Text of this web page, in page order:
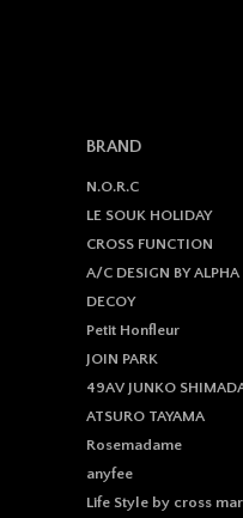
BRAND
N.O.R.C
LE SOUK HOLIDAY
CROSS FUNCTION
A/C DESIGN BY ALPHA
DECOY
Petit Honfleur
JOIN PARK
49AV JUNKO
ATSURO TAYAMA
Rosemadame
anyfee
Life Style by cross